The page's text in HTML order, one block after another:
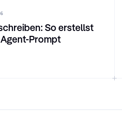
So erstellst
Prompt